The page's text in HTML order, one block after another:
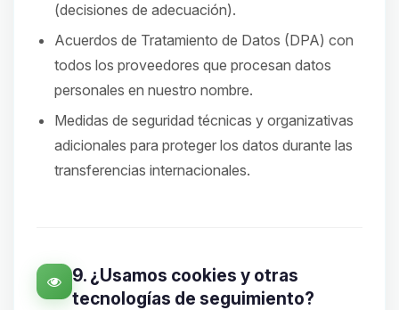
(decisiones de adecuación).
Acuerdos de Tratamiento de Datos (DPA) con
todos los proveedores que procesan datos
personales en nuestro nombre.
Medidas de seguridad técnicas y organizativas
adicionales para proteger los datos durante las
transferencias internacionales.
9. ¿Usamos cookies y otras
tecnologías de seguimiento?